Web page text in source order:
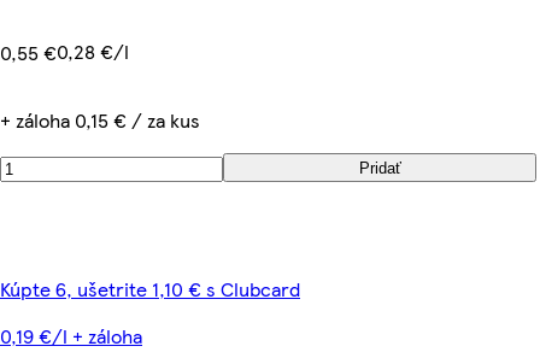
0,55 €0,28 €/l
+ záloha 0,15 € / za kus
Pridať
Kúpte 6, ušetrite 1,10 € s Clubcard
0,19 €/l + záloha